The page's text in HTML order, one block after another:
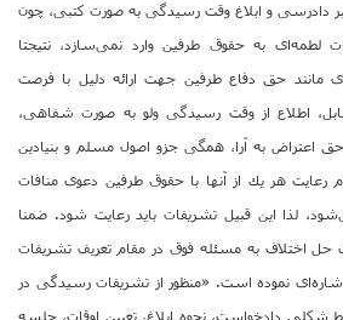
دادرسی و ابلاغ وقت رسیدگی به صورت كتبی، چون
لطمه‌ای به حقوق طرفین وارد نمی‌سازد، نتیجتا
مانند حق دفاع طرفین جهت ارائه دلیل با فرصت
اطلاع از وقت رسیدگی ولو به صورت شفاهی،
اعتراض به آرا، همگی جزو اصول مسلم و بنیادین
هر یك از آنها با حقوق طرفین دعوی منافات
لذا این قبیل تشریفات باید رعایت شود. ضمنا
قانون شورای حل اختلاف به مسئله فوق در مقام تعریف تشریفات
نموده است. «منظور از تشریفات رسیدگی در
شكلی دادخواست، نحوه ابلاغ، تعیین اوقات، جلسه